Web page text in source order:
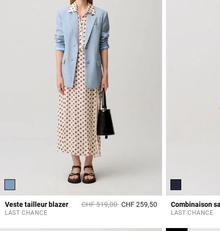
Veste tailleur blazer Prix réduit à partir de
CHF 519,00àCHF 259,50 4.1 out of 5
LAST CHANCE
Combinaison
LAST CHANCE